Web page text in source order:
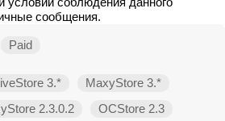
сообщения.
Paid
LiveStore 3.*
MaxyStore 3.*
2.3.0.2
OCStore 2.3